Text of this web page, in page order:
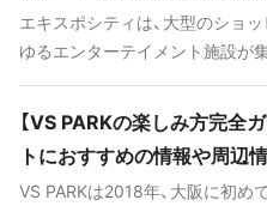
エキスポシティは、大型のショ
ゆるエンターテイメント施設が
くさん！そんなエキスポシティを
ひ知っておきたい情報をお届けします。
キーワード
ー）|https://
【VS PARKの楽しみ方完全
トにおすすめの情報や周辺
VS PARKは2018年、大阪に初め